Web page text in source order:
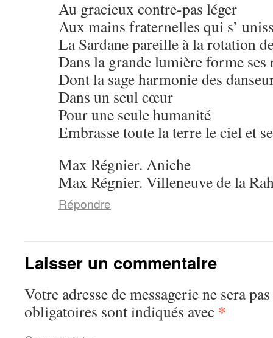
Au gracieux contre-pas léger
Aux mains fraternelles qui s’
La Sardane pareille à la rotation
Dans la grande lumière forme ses
Dont la sage harmonie des
Dans un seul cœur
Pour une seule humanité
Embrasse toute la terre le ciel et
Max Régnier. Aniche
Max Régnier. Villeneuve de la
Répondre
Laisser un commentaire
Votre adresse de messagerie ne sera
obligatoires sont indiqués avec *